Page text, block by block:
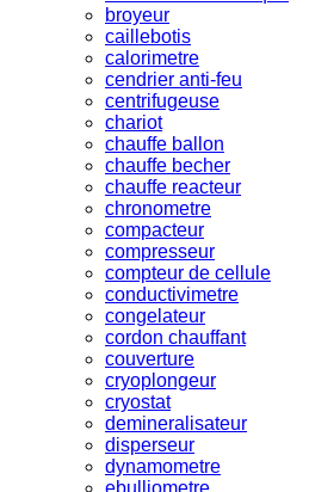
broyeur
caillebotis
calorimetre
cendrier anti-feu
centrifugeuse
chariot
chauffe ballon
chauffe becher
chauffe reacteur
chronometre
compacteur
compresseur
compteur de cellule
conductivimetre
congelateur
cordon chauffant
couverture
cryoplongeur
cryostat
demineralisateur
disperseur
dynamometre
ebulliometre